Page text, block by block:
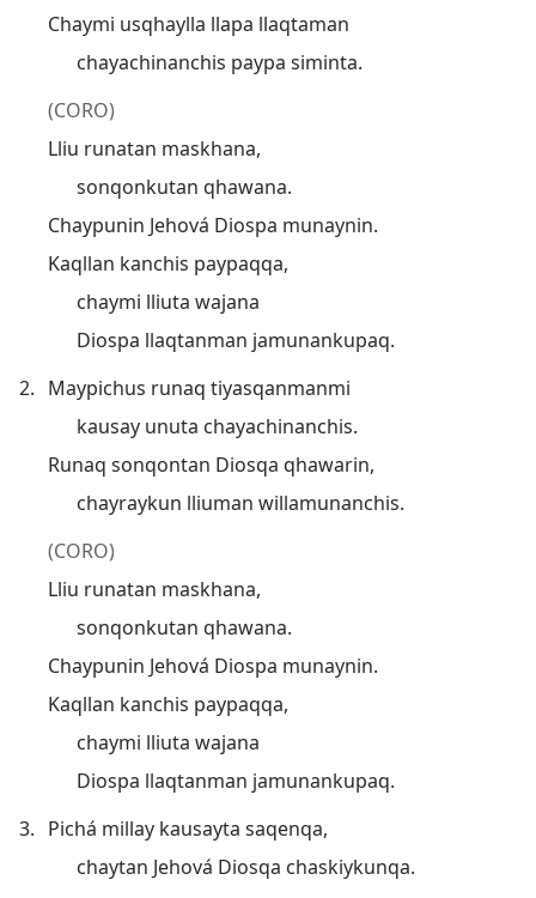
Chaymi usqhaylla llapa llaqtaman
chayachinanchis paypa siminta.
(CORO)
Lliu runatan maskhana,
sonqonkutan qhawana.
Chaypunin Jehová Diospa munaynin.
Kaqllan kanchis paypaqqa,
chaymi lliuta wajana
Diospa llaqtanman jamunankupaq.
2. Maypichus runaq tiyasqanmanmi
kausay unuta chayachinanchis.
Runaq sonqontan Diosqa qhawarin,
chayraykun lliuman willamunanchis.
(CORO)
Lliu runatan maskhana,
sonqonkutan qhawana.
Chaypunin Jehová Diospa munaynin.
Kaqllan kanchis paypaqqa,
chaymi lliuta wajana
Diospa llaqtanman jamunankupaq.
3. Pichá millay kausayta saqenqa,
chaytan Jehová Diosqa chaskiykunqa.